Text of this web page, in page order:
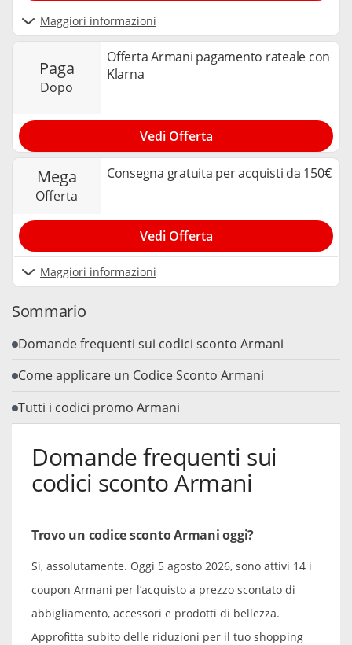
Maggiori informazioni
paga
dopo
Offerta Armani pagamento rateale con
Klarna
Vedi Offerta
mega
offerta
Consegna gratuita per acquisti da 150€
Maggiori informazioni
Vedi Offerta
Sommario
Domande frequenti sui codici sconto Armani
Come applicare un Codice Sconto Armani
Tutti i codici promo Armani
Domande frequenti sui
codici sconto Armani
Trovo un codice sconto Armani oggi?
Sì, assolutamente. Oggi 5 agosto 2026, sono attivi 14 i
coupon Armani per l’acquisto a prezzo scontato di
abbigliamento, accessori e prodotti di bellezza.
Approfitta subito delle riduzioni per il tuo shopping